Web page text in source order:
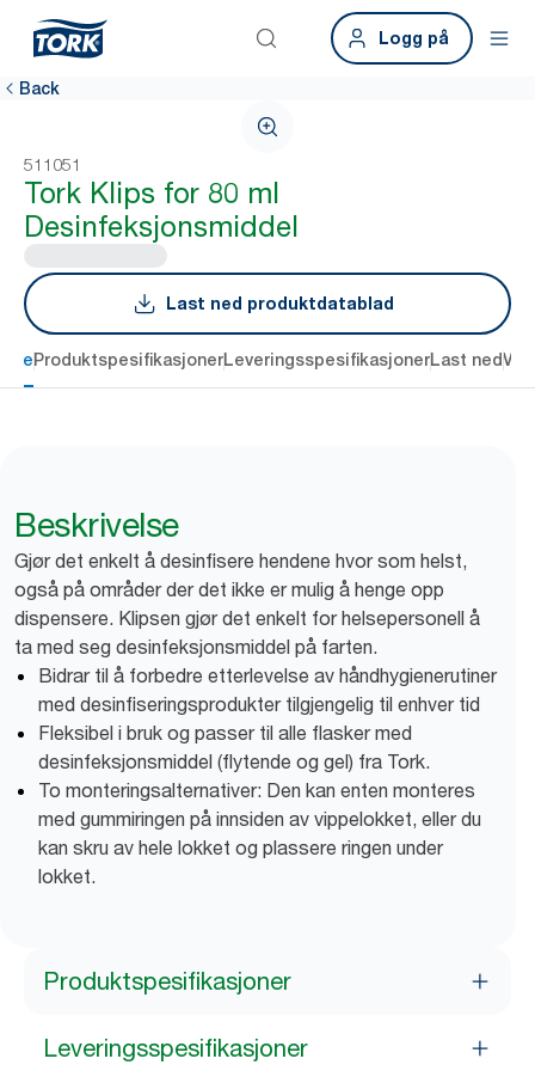
Logg på
Back
511051
Tork Klips for 80 ml
Desinfeksjonsmiddel
Last ned produktdatablad
ProduktspesifikasjonerLeveringsspesifikasjonerLast ned
Beskrivelse
Gjør det enkelt å desinfisere hendene hvor som helst,
også på områder der det ikke er mulig å henge opp
dispensere. Klipsen gjør det enkelt for helsepersonell å
ta med seg desinfeksjonsmiddel på farten.
Bidrar til å forbedre etterlevelse av håndhygienerutiner
med desinfiseringsprodukter tilgjengelig til enhver tid
Fleksibel i bruk og passer til alle flasker med
desinfeksjonsmiddel (flytende og gel) fra Tork.
To monteringsalternativer: Den kan enten monteres
med gummiringen på innsiden av vippelokket, eller du
kan skru av hele lokket og plassere ringen under
lokket.
Produktspesifikasjoner
Leveringsspesifikasjoner